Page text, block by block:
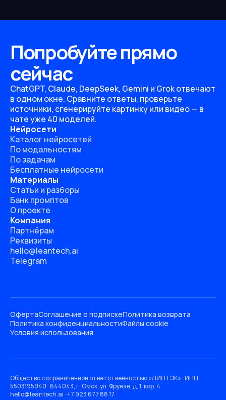
Попробуйте прямо
сейчас
ChatGPT, Claude, DeepSeek, Gemini и Grok отвечают
в одном окне. Сравните ответы, проверьте
источники, сгенерируйте картинку или видео — в
чате уже 40 моделей.
Нейросети
Каталог нейросетей
По модальностям
По задачам
Бесплатные нейросети
Материалы
Статьи и разборы
Банк промптов
О проекте
Компания
Партнёрам
Реквизиты
hello@leantech.ai
Telegram
ОфертаСоглашение о подпискеПолитика возврата
Политика конфиденциальностиФайлы cookie
Условия использования
Общество с ограниченной ответственностью «ЛИНТЭК» · ИНН
5503195940 · 644043, г. Омск, ул. Фрунзе, д. 1, кор. 4 ·
hello@leantech.ai · +7 923 677 88 17